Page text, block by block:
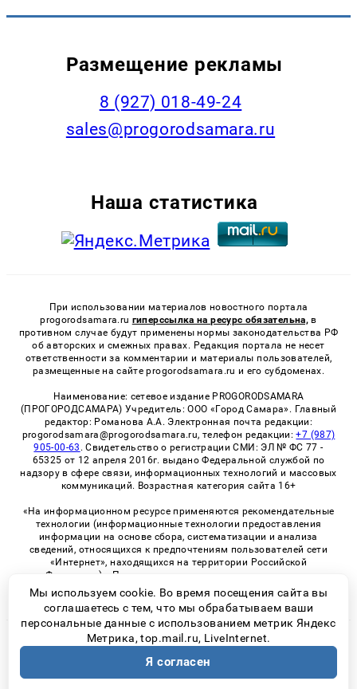
Размещение рекламы
8 (927) 018-49-24
sales@progorodsamara.ru
Наша статистика
При использовании материалов новостного портала
progorodsamara.ru гиперссылка на ресурс обязательна, в
противном случае будут применены нормы законодательства РФ
об авторских и смежных правах. Редакция портала не несет
ответственности за комментарии и материалы пользователей,
размещенные на сайте progorodsamara.ru и его субдоменах.
Наименование: сетевое издание PROGORODSAMARA
(ПРОГОРОДСАМАРА) Учредитель: ООО «Город Самара». Главный
редактор: Романова А.А. Электронная почта редакции:
progorodsamara@progorodsamara.ru, телефон редакции:+7 (987)
905-00-63 . Свидетельство о регистрации СМИ: ЭЛ № ФС 77 -
65325 от 12 апреля 2016г. выдано Федеральной службой по
надзору в сфере связи, информационных технологий и массовых
коммуникаций. Возрастная категория сайта 16+
«На информационном ресурсе применяются рекомендательные
технологии (информационные технологии предоставления
информации на основе сбора, систематизации и анализа
сведений, относящихся к предпочтениям пользователей сети
«Интернет», находящихся на территории Российской
Федерации)». Правила применения рекомендательных
технологий в виджетах рекламно-обменной сети
«СМИ2» (PDF)
© 2026 «ProGorodSamara» | Все права защищены
Возрастная категория сайта 16+
Политика конфиденциальности
Мы используем cookie. Во время посещения сайта вы
соглашаетесь с тем, что мы обрабатываем ваши
персональные данные с использованием метрик Яндекс
Метрика, top.mail.ru, LiveInternet.
Я согласен